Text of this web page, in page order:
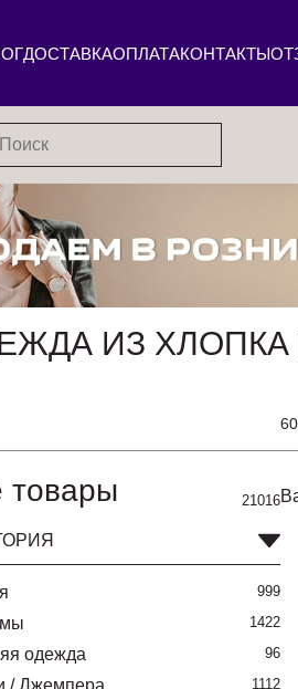
ДОСТАВКАОПЛАТАКОНТАКТЫ
ИЗ ХЛОПКА
товары 21016
999
1422
одежда 96
/ Джемпера 1112